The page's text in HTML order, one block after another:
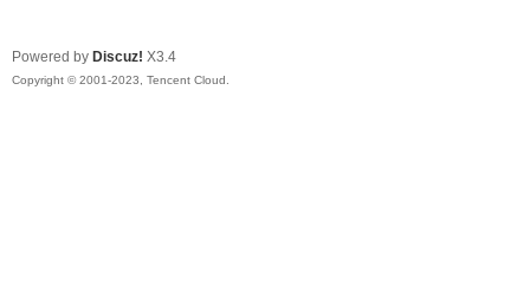
Powered by Discuz! X3.4
Copyright © 2001-2023, Tencent Cloud.